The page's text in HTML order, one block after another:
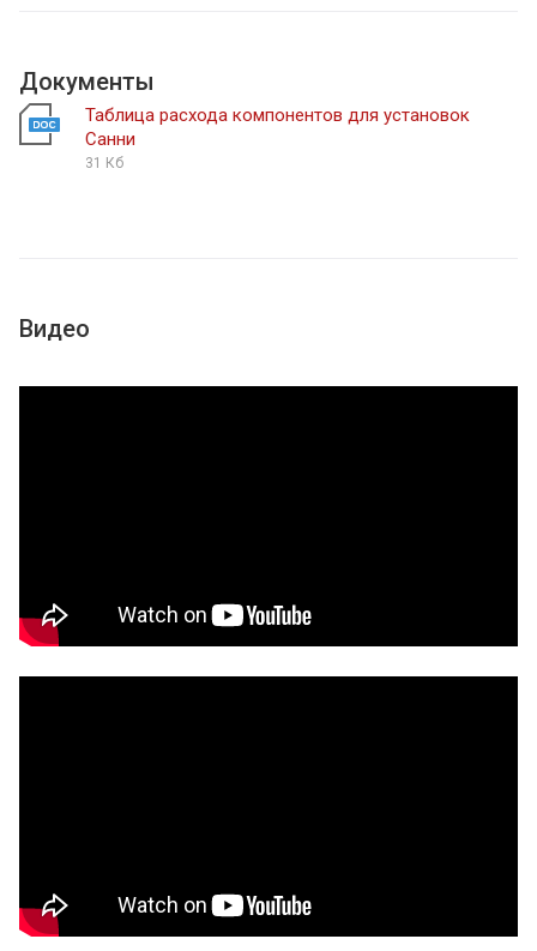
Документы
Таблица расхода компонентов для установок
Санни
31 Кб
Видео